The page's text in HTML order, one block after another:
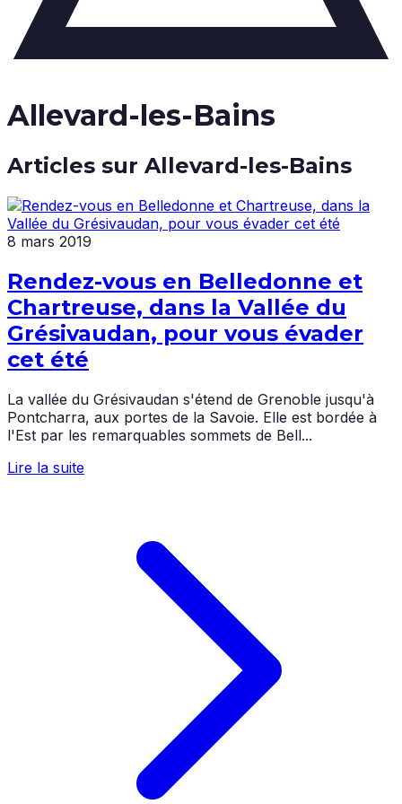
Allevard-les-Bains
Articles sur Allevard-les-Bains
8 mars 2019
Rendez-vous en Belledonne et
Chartreuse, dans la Vallée du
Grésivaudan, pour vous évader
cet été
La vallée du Grésivaudan s'étend de Grenoble jusqu'à
Pontcharra, aux portes de la Savoie. Elle est bordée à
l'Est par les remarquables sommets de Bell...
Lire la suite